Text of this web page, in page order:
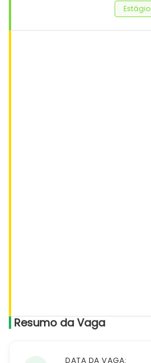
Estágio
Resumo da Vaga
DATA DA VAGA: